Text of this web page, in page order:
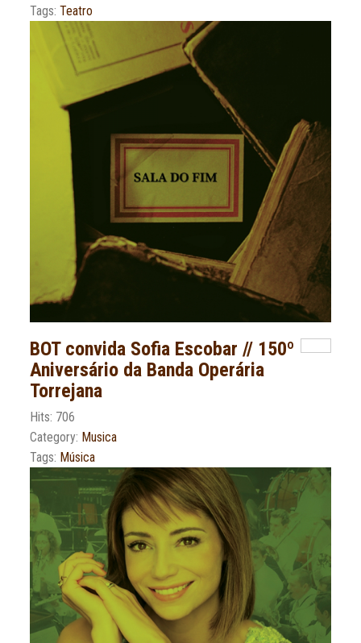
Tags:Teatro
BOT convida Sofia Escobar // 150º
Aniversário da Banda Operária
Torrejana
Hits: 706
Category: Musica
Tags: Música